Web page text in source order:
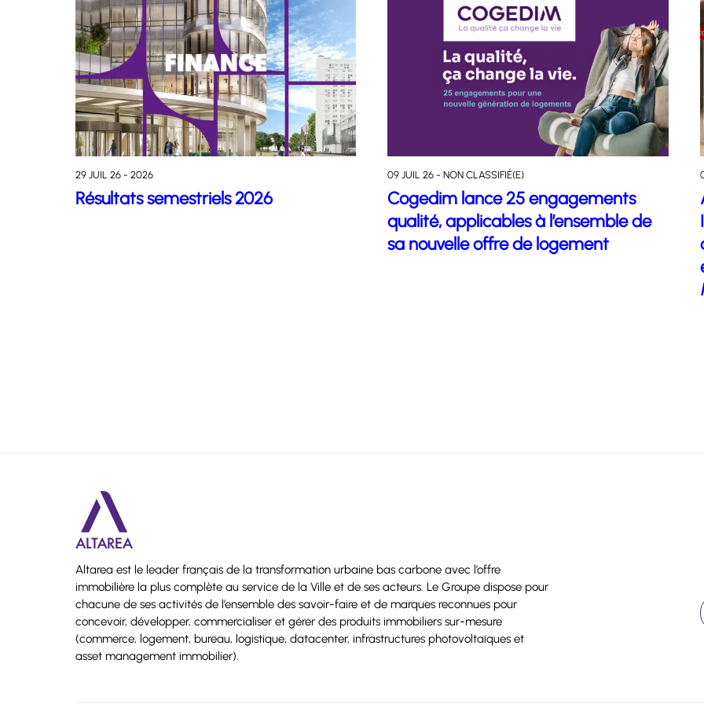
29 JUIL 26 - 2026
Résultats semestriels 2026
09 JUIL 26 - NON CLASSIFIÉ(E)
Cogedim lance 25 engagements
qualité, applicables à l’ensemble de
sa nouvelle offre de logement
Altarea est le leader français de la transformation urbaine bas carbone avec l’offre
immobilière la plus complète au service de la Ville et de ses acteurs. Le Groupe dispose pour
chacune de ses activités de l’ensemble des savoir-faire et de marques reconnues pour
concevoir, développer, commercialiser et gérer des produits immobiliers sur-mesure
(commerce, logement, bureau, logistique, datacenter, infrastructures photovoltaïques et
asset management immobilier).